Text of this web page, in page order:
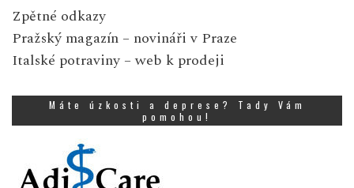
Zpětné odkazy
Pražský magazín – novináři v Praze
Italské potraviny – web k prodeji
Máte úzkosti a deprese? Tady Vám
pomohou!